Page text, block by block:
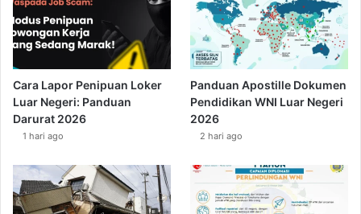
Cara Lapor Penipuan Loker
Luar Negeri: Panduan
Darurat 2026
1 hari ago
Panduan Apostille Dokumen
Pendidikan WNI Luar Negeri
2026
2 hari ago